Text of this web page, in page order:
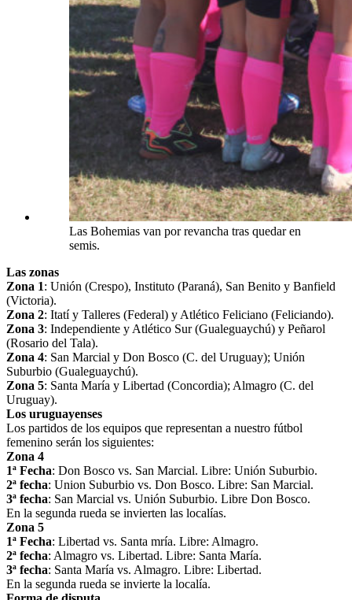
Las Bohemias van por revancha tras quedar en
semis.
Las zonas
Zona 1: Unión (Crespo), Instituto (Paraná), San Benito y Banfield
(Victoria).
Zona 2: Itatí y Talleres (Federal) y Atlético Feliciano (Feliciando).
Zona 3: Independiente y Atlético Sur (Gualeguaychú) y Peñarol
(Rosario del Tala).
Zona 4: San Marcial y Don Bosco (C. del Uruguay); Unión
Suburbio (Gualeguaychú).
Zona 5: Santa María y Libertad (Concordia); Almagro (C. del
Uruguay).
Los uruguayenses
Los partidos de los equipos que representan a nuestro fútbol
femenino serán los siguientes:
Zona 4
1ª Fecha: Don Bosco vs. San Marcial. Libre: Unión Suburbio.
2ª fecha: Union Suburbio vs. Don Bosco. Libre: San Marcial.
3ª fecha: San Marcial vs. Unión Suburbio. Libre Don Bosco.
En la segunda rueda se invierten las localías.
Zona 5
1ª Fecha: Libertad vs. Santa mría. Libre: Almagro.
2ª fecha: Almagro vs. Libertad. Libre: Santa María.
3ª fecha: Santa María vs. Almagro. Libre: Libertad.
En la segunda rueda se invierte la localía.